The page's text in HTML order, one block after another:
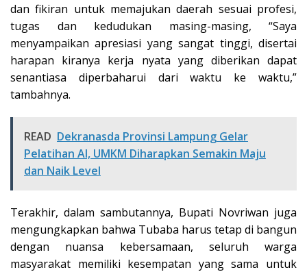
dan fikiran untuk memajukan daerah sesuai profesi,
tugas dan kedudukan masing-masing, “Saya
menyampaikan apresiasi yang sangat tinggi, disertai
harapan kiranya kerja nyata yang diberikan dapat
senantiasa diperbaharui dari waktu ke waktu,”
tambahnya.
READ Dekranasda Provinsi Lampung Gelar
Pelatihan AI, UMKM Diharapkan Semakin Maju
dan Naik Level
Terakhir, dalam sambutannya, Bupati Novriwan juga
mengungkapkan bahwa Tubaba harus tetap di bangun
dengan nuansa kebersamaan, seluruh warga
masyarakat memiliki kesempatan yang sama untuk